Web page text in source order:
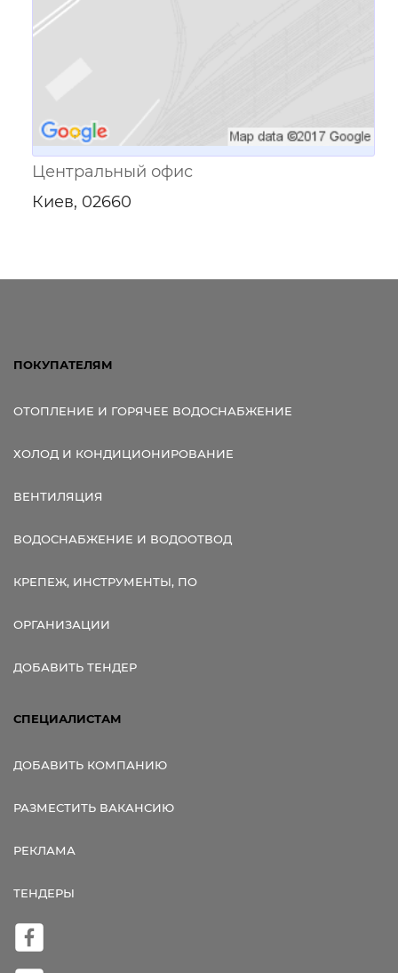
Центральный офис
Киев, 02660
ПОКУПАТЕЛЯМ
ОТОПЛЕНИЕ И ГОРЯЧЕЕ ВОДОСНАБЖЕНИЕ
ХОЛОД И КОНДИЦИОНИРОВАНИЕ
ВЕНТИЛЯЦИЯ
ВОДОСНАБЖЕНИЕ И ВОДООТВОД
КРЕПЕЖ, ИНСТРУМЕНТЫ, ПО
ОРГАНИЗАЦИИ
ДОБАВИТЬ ТЕНДЕР
СПЕЦИАЛИСТАМ
ДОБАВИТЬ КОМПАНИЮ
РАЗМЕСТИТЬ ВАКАНСИЮ
РЕКЛАМА
ТЕНДЕРЫ